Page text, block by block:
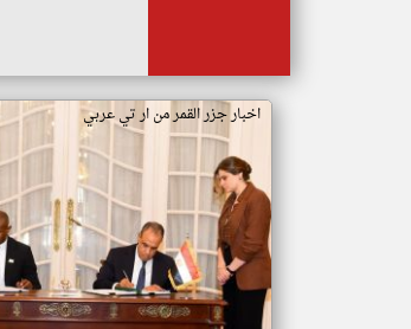
اخبار جزر القمر من ار تي عربي